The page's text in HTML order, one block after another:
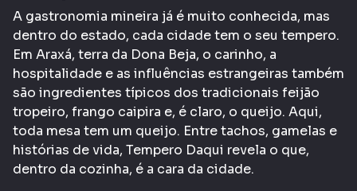
A gastronomia mineira já é muito conhecida, mas
dentro do estado, cada cidade tem o seu tempero.
Em Araxá, terra da Dona Beja, o carinho, a
hospitalidade e as influências estrangeiras também
são ingredientes típicos dos tradicionais feijão
tropeiro, frango caipira e, é claro, o queijo. Aqui,
toda mesa tem um queijo. Entre tachos, gamelas e
histórias de vida, Tempero Daqui revela o que,
dentro da cozinha, é a cara da cidade.